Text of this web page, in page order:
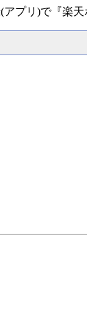
プリ)で『楽天